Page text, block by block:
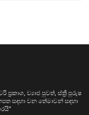
ව්‍යාජ පුවත්, ස්ත්‍රී පුරුෂ
සඳහා වන තේමාවන් සඳහා